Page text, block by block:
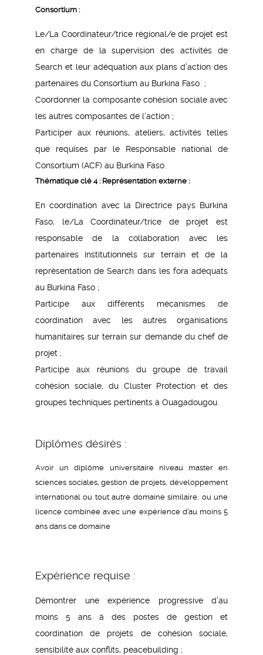
Consortium :
Le/La Coordinateur/trice régional/e de projet est
en charge de la supervision des activités de
Search et leur adéquation aux plans d’action des
partenaires du Consortium au Burkina Faso ;
Coordonner la composante cohésion sociale avec
les autres composantes de l’action ;
Participer aux réunions, ateliers, activités telles
que requises par le Responsable national de
Consortium (ACF) au Burkina Faso.
Thématique clé 4 : Représentation externe :
En coordination avec la Directrice pays Burkina
Faso, le/La Coordinateur/trice de projet est
responsable de la collaboration avec les
partenaires institutionnels sur terrain et de la
représentation de Search dans les fora adéquats
au Burkina Faso ;
Participe aux différents mécanismes de
coordination avec les autres organisations
humanitaires sur terrain sur demande du chef de
projet ;
Participe aux réunions du groupe de travail
cohésion sociale, du Cluster Protection et des
groupes techniques pertinents à Ouagadougou.
Diplômes désirés :
Avoir un diplôme universitaire niveau master en
sciences sociales, gestion de projets, développement
international ou tout autre domaine similaire, ou une
licence combinée avec une expérience d’au moins 5
ans dans ce domaine
Expérience requise :
Démontrer une expérience progressive d’au
moins 5 ans à des postes de gestion et
coordination de projets de cohésion sociale,
sensibilité aux conflits, peacebuilding ;